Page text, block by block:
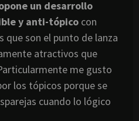
un desarrollo
y anti-tópico con
que son el punto de lanza
atractivos que
me gusto
los tópicos porque se
cuando lo lógico